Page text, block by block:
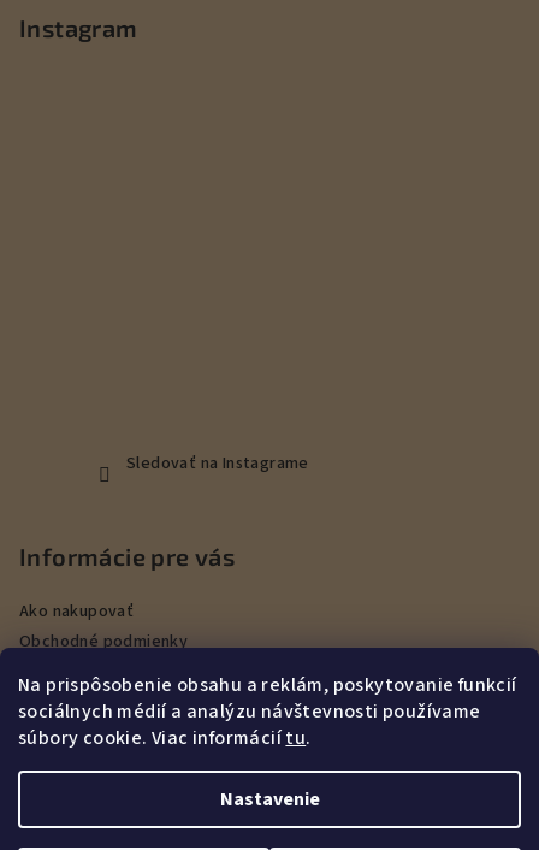
Na prispôsobenie obsahu a reklám, poskytovanie funkcií
sociálnych médií a analýzu návštevnosti používame
súbory cookie. Viac informáciítu.
Nastavenie
Instagram
Sledovať na Instagrame
Informácie pre vás
Ako nakupovať
Obchodné podmienky
Podmienky ochrany osobných údajov
Veľkoobchod
Kontakty